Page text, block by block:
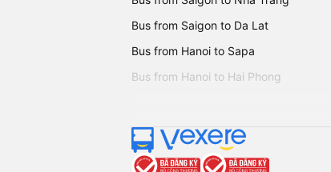
Bus from Saigon to Da Lat
Bus from Hanoi to Sapa
Bus from Hanoi to Hai Phong